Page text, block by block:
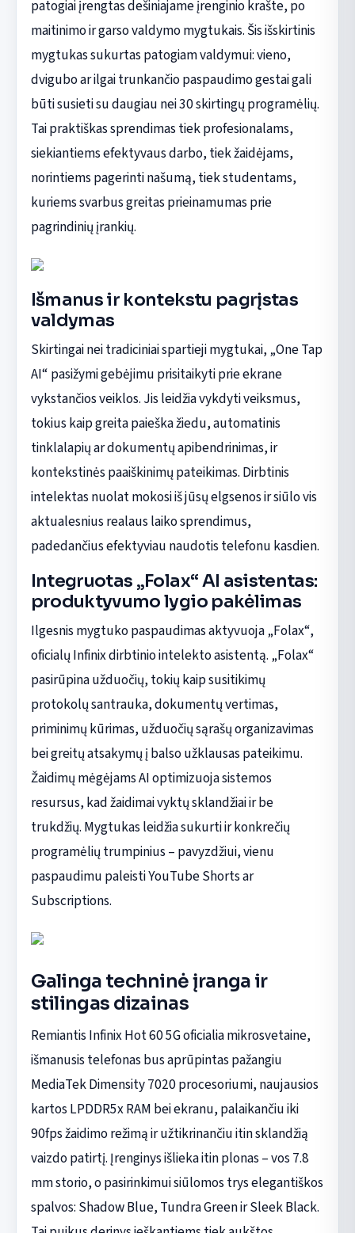
patogiai įrengtas dešiniajame įrenginio krašte, po
maitinimo ir garso valdymo mygtukais. Šis išskirtinis
mygtukas sukurtas patogiam valdymui: vieno,
dvigubo ar ilgai trunkančio paspaudimo gestai gali
būti susieti su daugiau nei 30 skirtingų programėlių.
Tai praktiškas sprendimas tiek profesionalams,
siekiantiems efektyvaus darbo, tiek žaidėjams,
norintiems pagerinti našumą, tiek studentams,
kuriems svarbus greitas prieinamumas prie
pagrindinių įrankių.
Išmanus ir kontekstu pagrįstas
valdymas
Skirtingai nei tradiciniai spartieji mygtukai, „One Tap
AI“ pasižymi gebėjimu prisitaikyti prie ekrane
vykstančios veiklos. Jis leidžia vykdyti veiksmus,
tokius kaip greita paieška žiedu, automatinis
tinklalapių ar dokumentų apibendrinimas, ir
kontekstinės paaiškinimų pateikimas. Dirbtinis
intelektas nuolat mokosi iš jūsų elgsenos ir siūlo vis
aktualesnius realaus laiko sprendimus,
padedančius efektyviau naudotis telefonu kasdien.
Integruotas „Folax“ AI asistentas:
produktyvumo lygio pakėlimas
Ilgesnis mygtuko paspaudimas aktyvuoja „Folax“,
oficialų Infinix dirbtinio intelekto asistentą. „Folax“
pasirūpina užduočių, tokių kaip susitikimų
protokolų santrauka, dokumentų vertimas,
priminimų kūrimas, užduočių sąrašų organizavimas
bei greitų atsakymų į balso užklausas pateikimu.
Žaidimų mėgėjams AI optimizuoja sistemos
resursus, kad žaidimai vyktų sklandžiai ir be
trukdžių. Mygtukas leidžia sukurti ir konkrečių
programėlių trumpinius – pavyzdžiui, vienu
paspaudimu paleisti YouTube Shorts ar
Subscriptions.
Galinga techninė įranga ir
stilingas dizainas
Remiantis Infinix Hot 60 5G oficialia mikrosvetaine,
išmanusis telefonas bus aprūpintas pažangiu
MediaTek Dimensity 7020 procesoriumi, naujausios
kartos LPDDR5x RAM bei ekranu, palaikančiu iki
90fps žaidimo režimą ir užtikrinančiu itin sklandžią
vaizdo patirtį. Įrenginys išlieka itin plonas – vos 7.8
mm storio, o pasirinkimui siūlomos trys elegantiškos
spalvos: Shadow Blue, Tundra Green ir Sleek Black.